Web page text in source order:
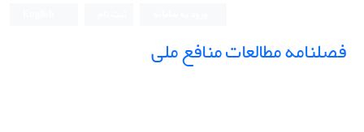
فصلنامه مطالعات منافع ملی